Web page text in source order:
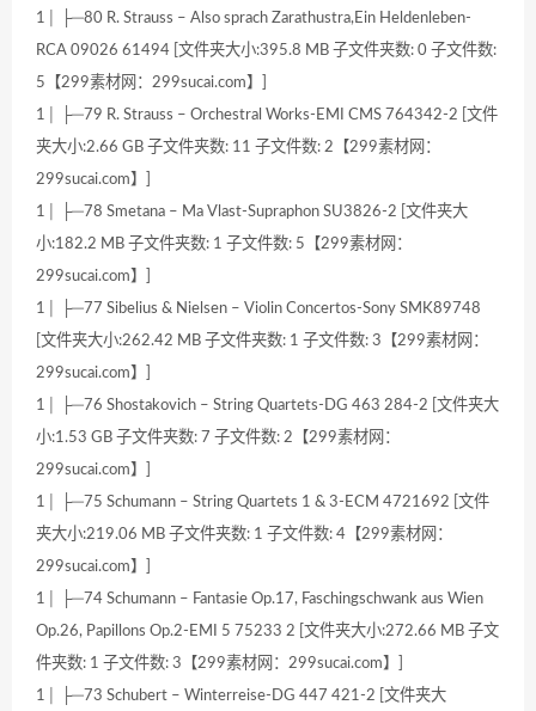
1│ ├─80 R. Strauss – Also sprach Zarathustra,Ein Heldenleben-
RCA 09026 61494 [文件夹大小:395.8 MB 子文件夹数: 0 子文件数:
5【299素材网：299sucai.com】]
1│ ├─79 R. Strauss – Orchestral Works-EMI CMS 764342-2 [文件
夹大小:2.66 GB 子文件夹数: 11 子文件数: 2【299素材网：
299sucai.com】]
1│ ├─78 Smetana – Ma Vlast-Supraphon SU3826-2 [文件夹大
小:182.2 MB 子文件夹数: 1 子文件数: 5【299素材网：
299sucai.com】]
1│ ├─77 Sibelius & Nielsen – Violin Concertos-Sony SMK89748
[文件夹大小:262.42 MB 子文件夹数: 1 子文件数: 3【299素材网：
299sucai.com】]
1│ ├─76 Shostakovich – String Quartets-DG 463 284-2 [文件夹大
小:1.53 GB 子文件夹数: 7 子文件数: 2【299素材网：
299sucai.com】]
1│ ├─75 Schumann – String Quartets 1 & 3-ECM 4721692 [文件
夹大小:219.06 MB 子文件夹数: 1 子文件数: 4【299素材网：
299sucai.com】]
1│ ├─74 Schumann – Fantasie Op.17, Faschingschwank aus Wien
Op.26, Papillons Op.2-EMI 5 75233 2 [文件夹大小:272.66 MB 子文
件夹数: 1 子文件数: 3【299素材网：299sucai.com】]
1│ ├─73 Schubert – Winterreise-DG 447 421-2 [文件夹大